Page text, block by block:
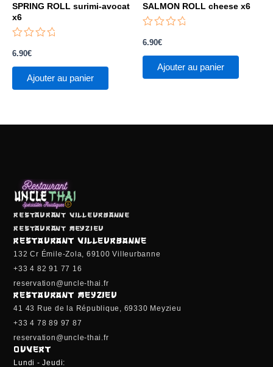
SPRING ROLL surimi-avocat
x6
0
sur
6.90€
Ajouter au panier
SALMON ROLL cheese x6
0
sur
6.90€
Ajouter au panier
Restaurant Villeurbanne
Restaurant Meyzieu
RESTAURANT VILLEURBANNE
132 Cr Émile-Zola, 69100 Villeurbanne
+33 4 82 91 77 16
reservation@uncle-thai.fr
RESTAURANT MEYZIEU
41 43 Rue de la République, 69330 Meyzieu
+33 4 78 89 97 87
reservation@uncle-thai.fr
OUVERT
Lundi - Jeudi: